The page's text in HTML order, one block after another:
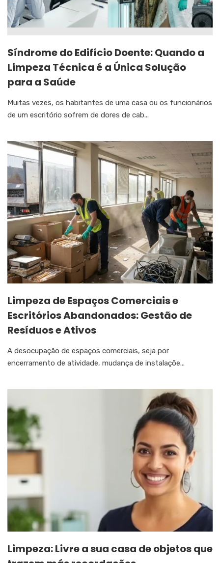
Síndrome do Edifício Doente: Quando a
Limpeza Técnica é a Única Solução
para a Saúde
Muitas vezes, os habitantes de uma casa ou os funcionários
de um escritório sofrem de dores de cab...
Limpeza de Espaços Comerciais e
Escritórios Abandonados: Gestão de
Resíduos e Ativos
A desocupação de espaços comerciais, seja por
encerramento de atividade, mudança de instalaçõe...
Limpeza: Livre a sua casa de objetos que